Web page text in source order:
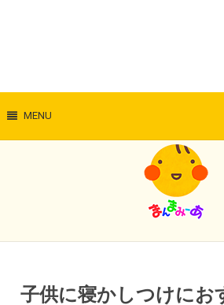
MENU
子供に寝かしつけにお